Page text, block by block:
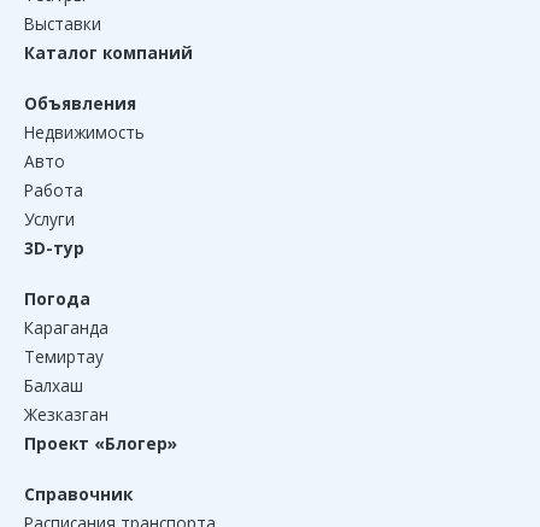
Выставки
Каталог компаний
Объявления
Недвижимость
Авто
Работа
Услуги
3D-тур
Погода
Караганда
Темиртау
Балхаш
Жезказган
Проект «Блогер»
Справочник
Расписания транспорта